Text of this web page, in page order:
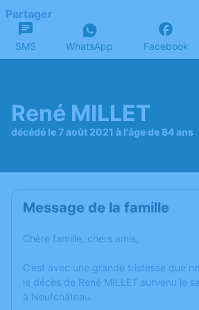
Partager
SMS WhatsApp Facebook
René MILLET
décédé le 7 août 2021 à l'âge de 84 ans
Message de la famille
Chère famille, chers amis,
C’est avec une grande tristesse que
le décès de René MILLET survenu le
à Neufchâteau.